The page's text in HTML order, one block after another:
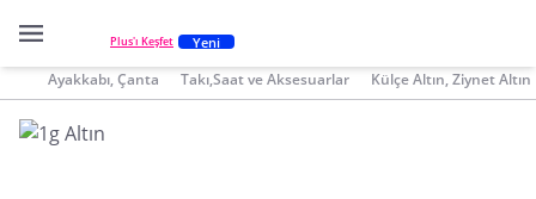
Plus'ı Keşfet Yeni
Ayakkabı, Çanta Takı,Saat ve Aksesuarlar Külçe Altın, Ziynet Altın